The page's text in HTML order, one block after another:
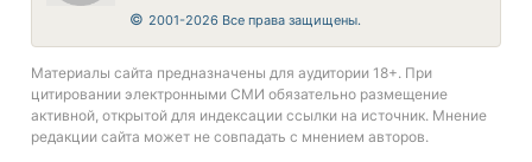
© 2001-2026 Все права защищены.
Материалы сайта предназначены для аудитории 18+. При
цитировании электронными СМИ обязательно размещение
активной, открытой для индексации ссылки на источник. Мнение
редакции сайта может не совпадать с мнением авторов.